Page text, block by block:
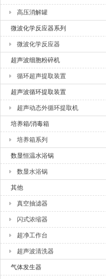
高压消解罐
微波化学反应器系列
微波化学反应器
超声波细胞粉碎机
循环超声提取装置
超声波循环提取装置
超声动态外循环提取机
培养箱/消毒箱
培养箱系列
数显恒温水浴锅
数显水浴锅
其他
真空抽滤器
闪式浓缩器
超净工作台
超声波清洗器
气体发生器